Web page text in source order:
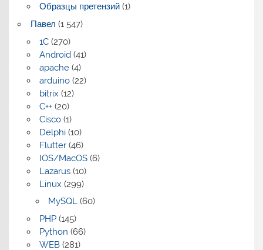
Образцы претензий(1)
Павел (1 547)
1C(270)
Android(41)
apache(4)
arduino(22)
bitrix (12)
C++(20)
Cisco(1)
Delphi(10)
Flutter(46)
IOS/MacOS(6)
Lazarus(10)
Linux (299)
MySQL(60)
PHP(145)
Python (66)
WEB(281)